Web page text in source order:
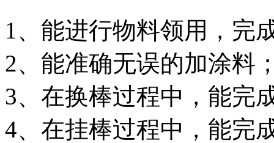
1、能进行物料领用，完
2、能准确无误的加涂料
3、在换棒过程中，能完
4、在挂棒过程中，能完